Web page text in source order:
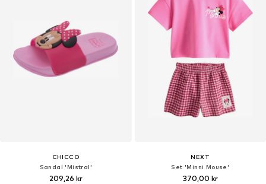
CHICCO
Sandal 'Mistral'
209,26 kr
NEXT
Set 'Minni Mouse'
370,00 kr